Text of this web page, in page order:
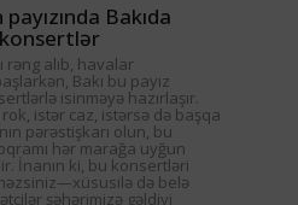
Bakıda
rəng alıb, havalar
Bakı bu payız
isinməyə hazırlaşır.
istər caz, istərsə də başqa
pərəstişkarı olun, bu
hər marağa uyğun
İnanın ki, bu konsertləri
də belə
şəhərimizə gəldiyi